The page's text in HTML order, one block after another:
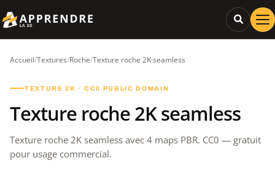
Accueil/Textures/Roche/Texture roche 2K seamless
TEXTURE 2K · CC0 PUBLIC DOMAIN
Texture roche 2K seamless
Texture roche 2K seamless avec 4 maps PBR. CC0 — gratuit
pour usage commercial.